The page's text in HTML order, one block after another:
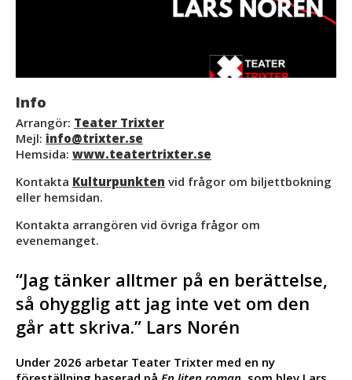
Info
Arrangör: Teater Trixter
Mejl: info@trixter.se
Hemsida: www.teatertrixter.se
Kontakta Kulturpunkten vid frågor om biljettbokning
eller hemsidan.
Kontakta arrangören vid övriga frågor om
evenemanget.
“Jag tänker alltmer på en berättelse,
så ohygglig att jag inte vet om den
går att skriva.” Lars Norén
Under 2026 arbetar Teater Trixter med en ny